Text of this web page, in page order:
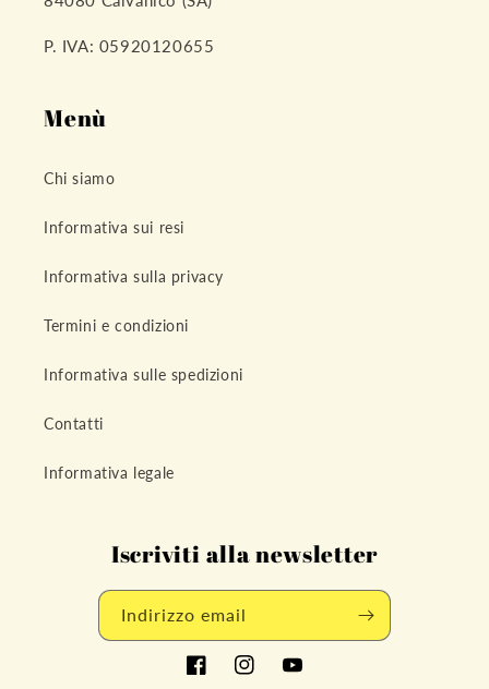
P. IVA: 05920120655
Menù
Chi siamo
Informativa sui resi
Informativa sulla privacy
Termini e condizioni
Informativa sulle spedizioni
Contatti
Informativa legale
Iscriviti alla newsletter
Indirizzo email
FacebookInstagramYouTube